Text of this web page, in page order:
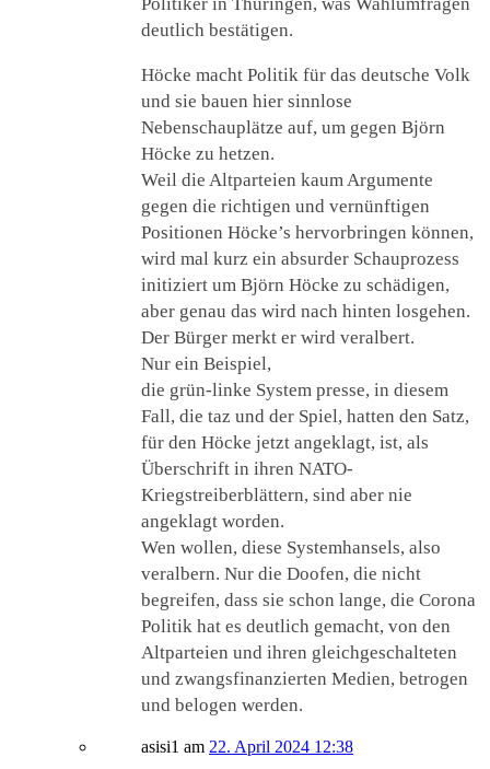
Politiker in Thüringen, was Wahlumfragen
deutlich bestätigen.
Höcke macht Politik für das deutsche Volk
und sie bauen hier sinnlose
Nebenschauplätze auf, um gegen Björn
Höcke zu hetzen.
Weil die Altparteien kaum Argumente
gegen die richtigen und vernünftigen
Positionen Höcke’s hervorbringen können,
wird mal kurz ein absurder Schauprozess
initiziert um Björn Höcke zu schädigen,
aber genau das wird nach hinten losgehen.
Der Bürger merkt er wird veralbert.
Nur ein Beispiel,
die grün-linke System presse, in diesem
Fall, die taz und der Spiel, hatten den Satz,
für den Höcke jetzt angeklagt, ist, als
Überschrift in ihren NATO-
Kriegstreiberblättern, sind aber nie
angeklagt worden.
Wen wollen, diese Systemhansels, also
veralbern. Nur die Doofen, die nicht
begreifen, dass sie schon lange, die Corona
Politik hat es deutlich gemacht, von den
Altparteien und ihren gleichgeschalteten
und zwangsfinanzierten Medien, betrogen
und belogen werden.
asisi1 am 22. April 2024 12:38